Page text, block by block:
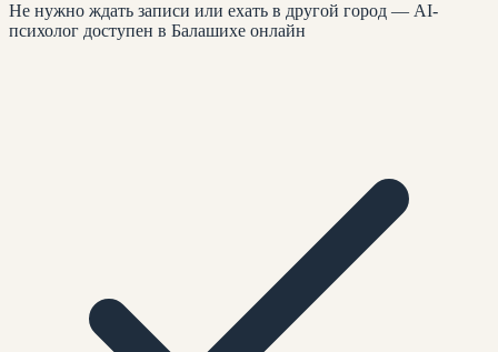
Не нужно ждать записи или ехать в другой город — AI-
психолог доступен в Балашихе онлайн